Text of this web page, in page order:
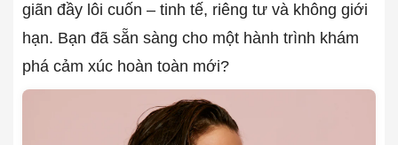
giãn đầy lôi cuốn – tinh tế, riêng tư và không giới
hạn. Bạn đã sẵn sàng cho một hành trình khám
phá cảm xúc hoàn toàn mới?